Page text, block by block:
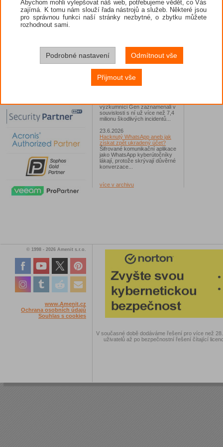
26.6.2026
ESET: S příchodem léta
zaplavují Česko falešné mobilní
Chase Home App či Candy
Race Launcher. Hlavním cílem
útočníků bylo v tomto případě
Polsko, následováno Českem a
Slovenskem...
24.6.2026
výzkumníci Gen zaznamenali v
souvislosti s ní už více než 7,4
milionu škodlivých incidentů...
23.6.2026
Hacknutý WhatsApp aneb jak
získat zpět ukradený účet?
Šifrované komunikační aplikace
jako WhatsApp kyberútočníky
lákají, protože skrývají důvěrné
konverzace...
více v archivu
včetně
© 1998 - 2026 Amenit s.r.o.
www.Amenit.cz
Ochrana osobních údajů
Souhlas s cookies
V současné době dodáváme řešení pro více než
uživatelů až po bezpečnostní řešení čítající
Abychom mohli vylepšovat náš web, potřebujeme vědět, co Vás
zajímá. K tomu nám slouží řada nástrojů a služeb. Některé jsou
pro správnou funkci naší stránky nezbytné, o zbytku můžete
rozhodnout sami.
Podrobné nastavení Odmítnout vše
Přijmout vše